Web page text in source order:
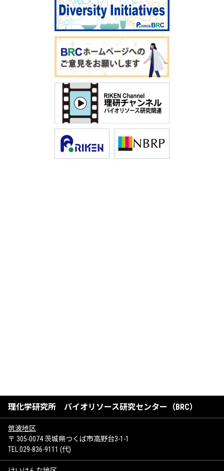
理化学研究所 バイオリソース研究センター（BRC）
筑波地区
〒 305-0074 茨城県つくば市高野台3-1-1
TEL 029-836-9111 (代)